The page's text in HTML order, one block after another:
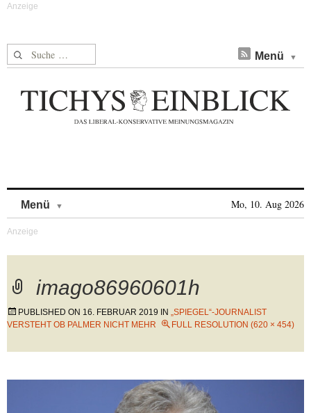
Suche nach: Menü
Menü Mo, 10. Aug 2026
imago86960601h
PUBLISHED ON 16. FEBRUAR 2019 IN „SPIEGEL“-JOURNALIST
VERSTEHT OB PALMER NICHT MEHR
FULL RESOLUTION (620 × 454)